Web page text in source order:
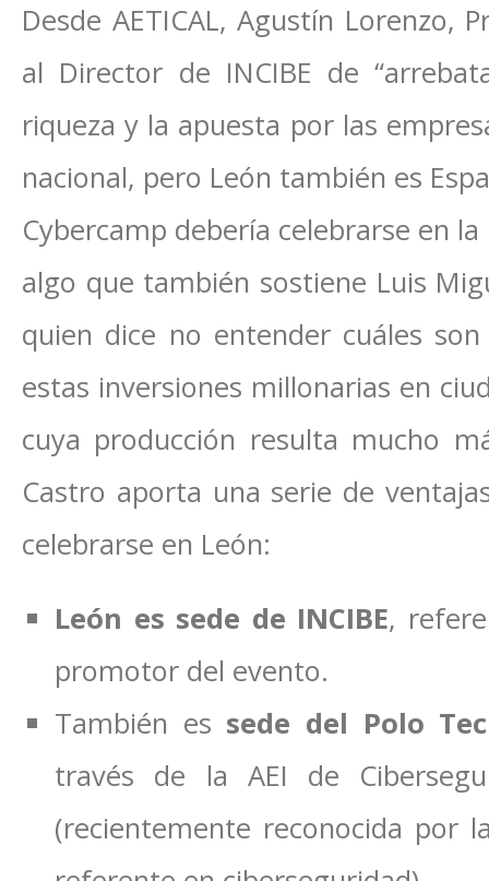
Desde AETICAL, Agustín Lorenzo,
al Director de INCIBE de
riqueza y la apuesta por las
nacional, pero León también es
Cybercamp debería celebrarse en
algo que también sostiene Luis
quien dice no entender cuáles
estas inversiones millonarias en
cuya producción resulta mucho
Castro aporta una serie de
celebrarse en León:
León es sede de INCIBE,
promotor del evento.
También es sede del Polo
través de la AEI de
(recientemente reconocida por